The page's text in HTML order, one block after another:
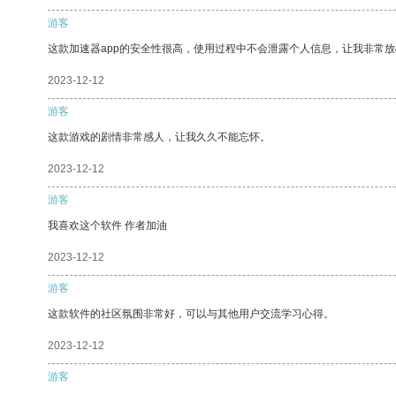
游客
这款加速器app的安全性很高，使用过程中不会泄露个人信息，让我非常
2023-12-12
游客
这款游戏的剧情非常感人，让我久久不能忘怀。
2023-12-12
游客
我喜欢这个软件 作者加油
2023-12-12
游客
这款软件的社区氛围非常好，可以与其他用户交流学习心得。
2023-12-12
游客